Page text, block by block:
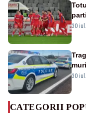
30
de
30
CATEGORII